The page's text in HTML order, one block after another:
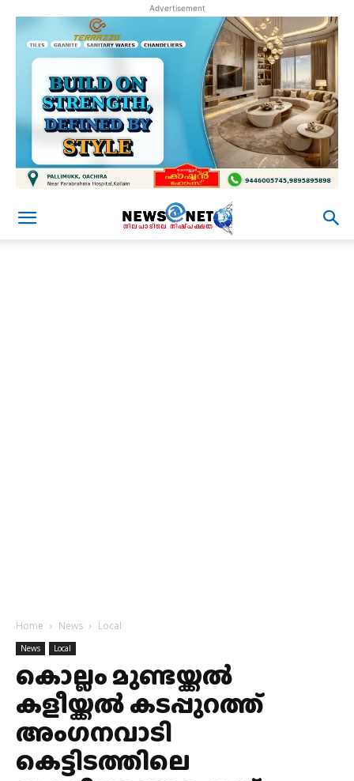
Advertisement
Home News Local
News Local
കൊല്ലം മുണ്ടയ്ക്കൽ
കളീയ്ക്കൽ കടപ്പുറത്ത്
അംഗനവാടി
കെട്ടിടത്തിലെ